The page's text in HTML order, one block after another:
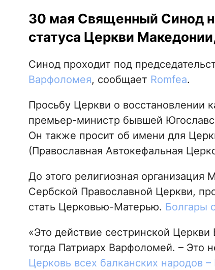
30 мая Священный Синод
статуса Церкви
Синод проходит под
Варфоломея, сообщает Romfea.
Просьбу Церкви о восстановлении
премьер-министр бывшей
Он также просит об имени для
(Православная Автокефальная
До этого религиозная организация
Сербской Православной Церкви,
стать Церковью-Матерью. Болгары
«Это действие сестринской
тогда Патриарх Варфоломей. – Это
Церковь всех балканских народов –